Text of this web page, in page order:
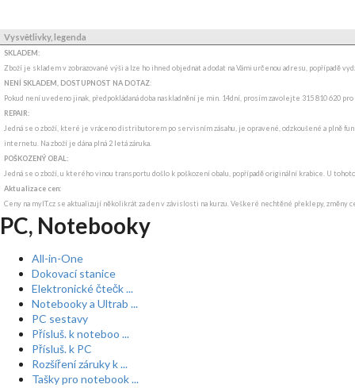
Vysvětlivky, legenda
SKLADEM:
Zboží je skladem v zobrazované výši a lze ho ihned objednat a dodat na Vámi určenou adresu, popřípadě
NENÍ SKLADEM, DOSTUPNOST NA DOTAZ:
Pokud není uvedeno jinak, předpokládaná doba naskladnění je min. 14dní, prosím zavolejte 315 810 620
REPAIR:
Jedná se o zboží, které je vráceno distributorem po servisním zásahu, je opravené, odzkoušené a plně
internetu. Na zboží je dána plná 2 letá záruka.
POŠKOZENÝ OBAL:
Jedná se o zboží, u kterého vinou transportu došlo k poškození obalu, popřípadě originální krabice. U
Aktualizace cen:
Ceny na myIT.cz se aktualizují několikrát za den v závislosti na kurzu. Veškeré nechtěné překlepy, změny
PC, Notebooky
All-in-One
Dokovací stanice
Elektronické čtečk ...
Notebooky a Ultrab ...
PC sestavy
Přísluš. k noteboo ...
Přísluš. k PC
Rozšíření záruky k ...
Tašky pro notebook ...